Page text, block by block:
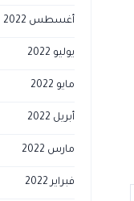
أغسطس 2022
يوليو 2022
مايو 2022
أبريل 2022
مارس 2022
فبراير 2022